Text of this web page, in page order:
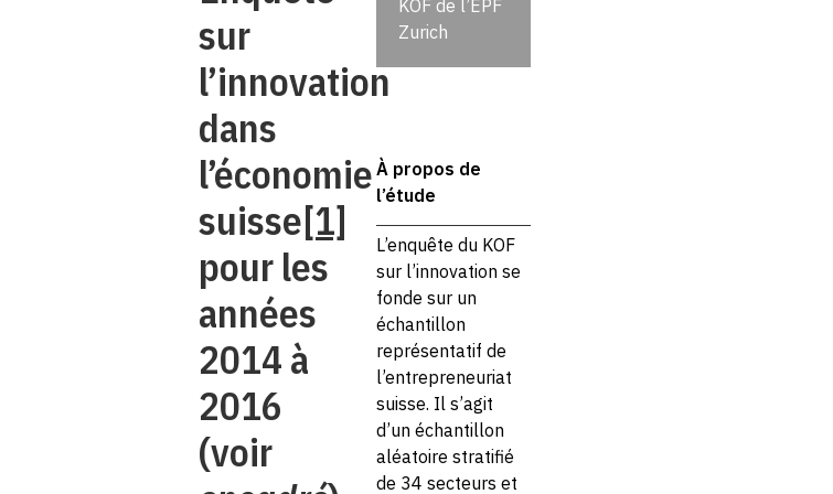
sur
l’innovation
dans
l’économie
suisse[1]
pour les
années
2014 à
2016
(voir
KOF de l’EPF
Zurich
À propos de
l’étude
L’enquête du KOF
sur l’innovation se
fonde sur un
échantillon
représentatif de
l’entrepreneuriat
suisse. Il s’agit
d’un échantillon
aléatoire stratifié
de 34 secteurs et